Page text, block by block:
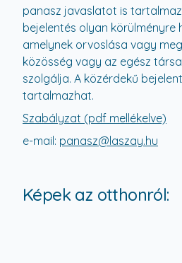
Képek az otthonról:
panasz javaslatot is
bejelentés olyan körülményre
amelynek orvoslása vagy
közösség vagy az egész
szolgálja. A közérdekű
tartalmazhat.
Szabályzat (pdf mellékelve)
e-mail: panasz@laszay.hu